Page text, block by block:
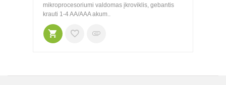
mikroprocesoriumi valdomas įkroviklis, gebantis
krauti 1-4 AA/AAA akum..